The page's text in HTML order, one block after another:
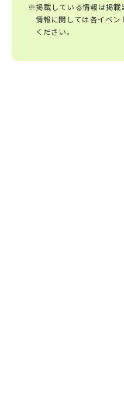
※掲載している情報は掲載
情報に関しては各イベ
ください。